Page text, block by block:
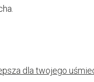
dla twojego